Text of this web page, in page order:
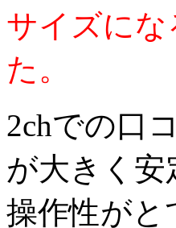
サイズにな
た。
2chでの口
が大きく
操作性がと